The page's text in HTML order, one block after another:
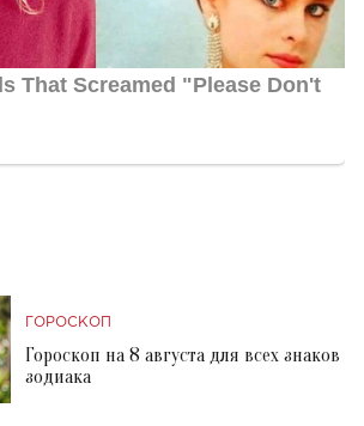
ГОРОСКОП
Гороскоп на 8 августа для всех знаков
зодиака